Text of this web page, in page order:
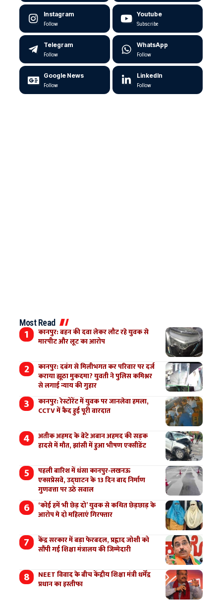
Instagram
Follow
Youtube
Subscribe
Telegram
Follow
WhatsApp
Follow
Google News
Follow
LinkedIn
Follow
Most Read
कानपुर: बहन की दवा लेकर लौट रहे युवक से
मारपीट और लूट का आरोप
कानपुर: दबंग से मिलीभगत कर परिवार पर दर्ज
कराया झूठा मुकदमा? युवती ने पुलिस कमिश्नर
से लगाई न्याय की गुहार
कानपुर: रेस्टोरेंट में युवक पर जानलेवा हमला,
CCTV में कैद हुई पूरी वारदात
अतीक अहमद के बेटे अबान अहमद की सड़क
हादसे में मौत, झांसी में हुआ भीषण एक्सीडेंट
पहली बारिश में धंसा कानपुर-लखनऊ
एक्सप्रेसवे, उद्घाटन के 13 दिन बाद निर्माण
गुणवत्ता पर उठे सवाल
‘कोई हमें भी छेड़ दो’ युवक से कथित छेड़छाड़ के
आरोप मे दो महिलाएं गिरफ्तार
केंद्र सरकार में बड़ा फेरबदल, प्रह्लाद जोशी को
सौंपी गई शिक्षा मंत्रालय की जिम्मेदारी
NEET विवाद के बीच केंद्रीय शिक्षा मंत्री धर्मेंद्र
प्रधान का इस्तीफा